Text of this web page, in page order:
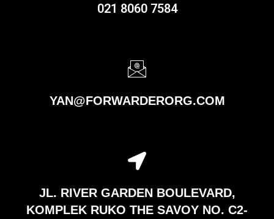
021 8060 7584
YAN@FORWARDERORG.COM
JL. RIVER GARDEN BOULEVARD,
KOMPLEK RUKO THE SAVOY NO. C2-